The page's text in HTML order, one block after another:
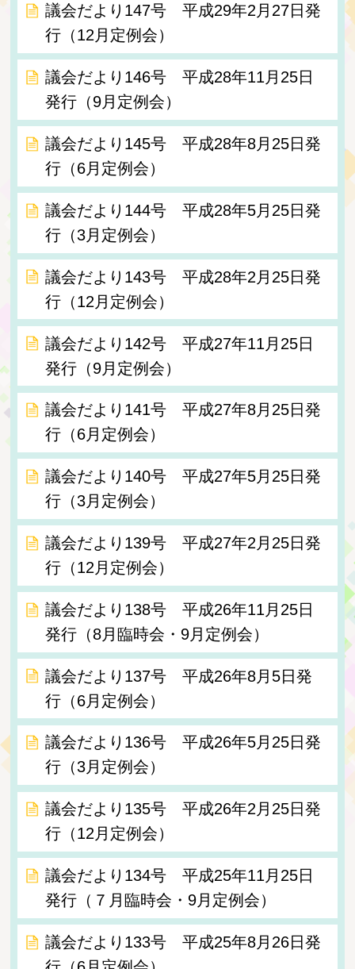
議会だより147号 平成29年2月27日発
行（12月定例会）
議会だより146号 平成28年11月25日
発行（9月定例会）
議会だより145号 平成28年8月25日発
行（6月定例会）
議会だより144号 平成28年5月25日発
行（3月定例会）
議会だより143号 平成28年2月25日発
行（12月定例会）
議会だより142号 平成27年11月25日
発行（9月定例会）
議会だより141号 平成27年8月25日発
行（6月定例会）
議会だより140号 平成27年5月25日発
行（3月定例会）
議会だより139号 平成27年2月25日発
行（12月定例会）
議会だより138号 平成26年11月25日
発行（8月臨時会・9月定例会）
議会だより137号 平成26年8月5日発
行（6月定例会）
議会だより136号 平成26年5月25日発
行（3月定例会）
議会だより135号 平成26年2月25日発
行（12月定例会）
議会だより134号 平成25年11月25日
発行（７月臨時会・9月定例会）
議会だより133号 平成25年8月26日発